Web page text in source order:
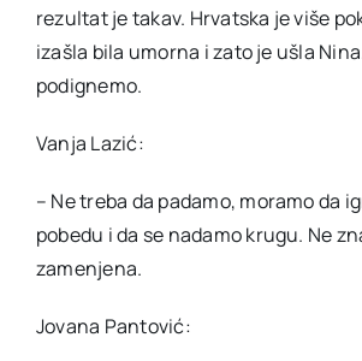
rezultat je takav. Hrvatska je više
izašla bila umorna i zato je ušla
podignemo.
Vanja Lazić:
– Ne treba da padamo, moramo da
pobedu i da se nadamo krugu. Ne
zamenjena.
Jovana Pantović: